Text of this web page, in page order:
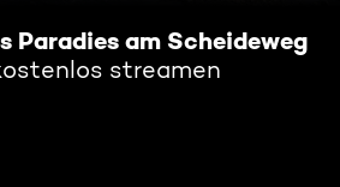
Paradies am Scheideweg
streamen